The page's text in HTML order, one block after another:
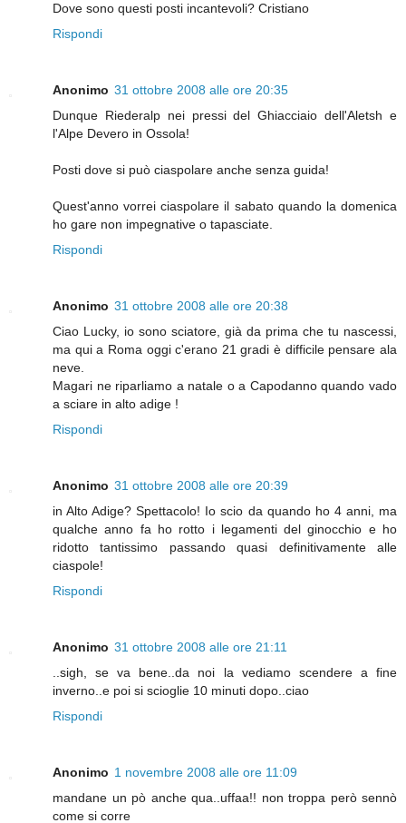
Dove sono questi posti incantevoli? Cristiano
Rispondi
Anonimo 31 ottobre 2008 alle ore 20:35
Dunque Riederalp nei pressi del Ghiacciaio dell'Aletsh e
l'Alpe Devero in Ossola!
Posti dove si può ciaspolare anche senza guida!
Quest'anno vorrei ciaspolare il sabato quando la domenica
ho gare non impegnative o tapasciate.
Rispondi
Anonimo 31 ottobre 2008 alle ore 20:38
Ciao Lucky, io sono sciatore, già da prima che tu nascessi,
ma qui a Roma oggi c'erano 21 gradi è difficile pensare ala
neve.
Magari ne riparliamo a natale o a Capodanno quando vado
a sciare in alto adige !
Rispondi
Anonimo 31 ottobre 2008 alle ore 20:39
in Alto Adige? Spettacolo! Io scio da quando ho 4 anni, ma
qualche anno fa ho rotto i legamenti del ginocchio e ho
ridotto tantissimo passando quasi definitivamente alle
ciaspole!
Rispondi
Anonimo 31 ottobre 2008 alle ore 21:11
..sigh, se va bene..da noi la vediamo scendere a fine
inverno..e poi si scioglie 10 minuti dopo..ciao
Rispondi
Anonimo 1 novembre 2008 alle ore 11:09
mandane un pò anche qua..uffaa!! non troppa però sennò
come si corre